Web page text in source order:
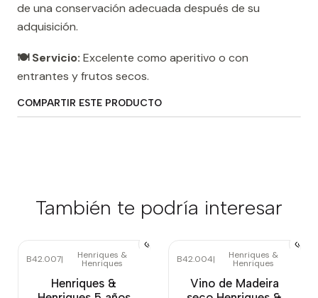
de una conservación adecuada después de su
adquisición.
🍽️ Servicio: Excelente como aperitivo o con
entrantes y frutos secos.
COMPARTIR ESTE PRODUCTO
También te podría interesar
B42.007| Henriques &
Henriques
Henriques &
B42.004| Henriques &
Henriques
Vino de Madeira